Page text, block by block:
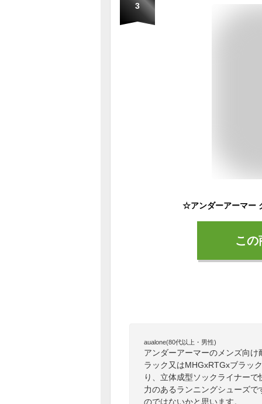
3
こ
aualone(80代以上・男性)
アンダーアーマーのメンズ向
ラック又はMHGxRTGxブラッ
り、立体成型ソックライナー
力のあるランニングシューズ
のではないかと思います。